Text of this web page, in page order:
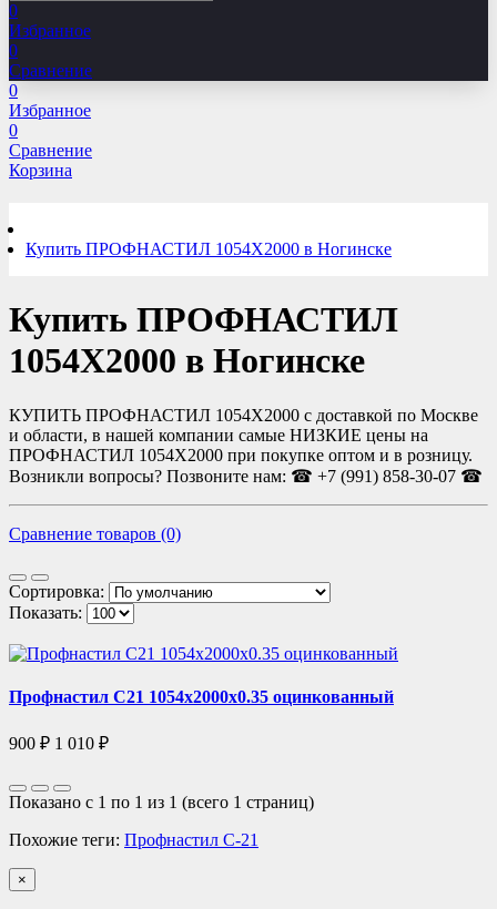
0
Избранное
0
Сравнение
0
Избранное
0
Сравнение
Корзина
Купить ПРОФНАСТИЛ 1054Х2000 в Ногинске
Купить ПРОФНАСТИЛ
1054Х2000 в Ногинске
КУПИТЬ ПРОФНАСТИЛ 1054Х2000 с доставкой по Москве
и области, в нашей компании самые НИЗКИЕ цены на
ПРОФНАСТИЛ 1054Х2000 при покупке оптом и в розницу.
Возникли вопросы? Позвоните нам: ☎ +7 (991) 858-30-07 ☎
Сравнение товаров (0)
Сортировка:
Показать:
Профнастил С21 1054х2000х0.35 оцинкованный
900 ₽ 1 010 ₽
Показано с 1 по 1 из 1 (всего 1 страниц)
Похожие теги: Профнастил C-21
×